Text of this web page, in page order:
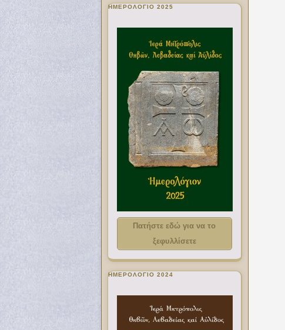
ΗΜΕΡΟΛΟΓΙΟ 2025
Πατήστε εδώ για να το
ξεφυλλίσετε
ΗΜΕΡΟΛΟΓΙΟ 2024